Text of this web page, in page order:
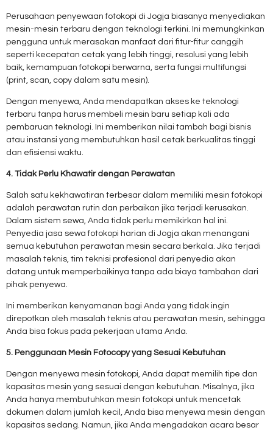
Perusahaan penyewaan fotokopi di Jogja biasanya menyediakan
mesin-mesin terbaru dengan teknologi terkini. Ini memungkinkan
pengguna untuk merasakan manfaat dari fitur-fitur canggih
seperti kecepatan cetak yang lebih tinggi, resolusi yang lebih
baik, kemampuan fotokopi berwarna, serta fungsi multifungsi
(print, scan, copy dalam satu mesin).
Dengan menyewa, Anda mendapatkan akses ke teknologi
terbaru tanpa harus membeli mesin baru setiap kali ada
pembaruan teknologi. Ini memberikan nilai tambah bagi bisnis
atau instansi yang membutuhkan hasil cetak berkualitas tinggi
dan efisiensi waktu.
4. Tidak Perlu Khawatir dengan Perawatan
Salah satu kekhawatiran terbesar dalam memiliki mesin fotokopi
adalah perawatan rutin dan perbaikan jika terjadi kerusakan.
Dalam sistem sewa, Anda tidak perlu memikirkan hal ini.
Penyedia jasa sewa fotokopi harian di Jogja akan menangani
semua kebutuhan perawatan mesin secara berkala. Jika terjadi
masalah teknis, tim teknisi profesional dari penyedia akan
datang untuk memperbaikinya tanpa ada biaya tambahan dari
pihak penyewa.
Ini memberikan kenyamanan bagi Anda yang tidak ingin
direpotkan oleh masalah teknis atau perawatan mesin, sehingga
Anda bisa fokus pada pekerjaan utama Anda.
5. Penggunaan Mesin Fotocopy yang Sesuai Kebutuhan
Dengan menyewa mesin fotokopi, Anda dapat memilih tipe dan
kapasitas mesin yang sesuai dengan kebutuhan. Misalnya, jika
Anda hanya membutuhkan mesin fotokopi untuk mencetak
dokumen dalam jumlah kecil, Anda bisa menyewa mesin dengan
kapasitas sedang. Namun, jika Anda mengadakan acara besar